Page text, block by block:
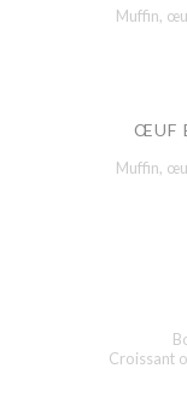
Muffin,
ŒUF
Muffin,
Croissant